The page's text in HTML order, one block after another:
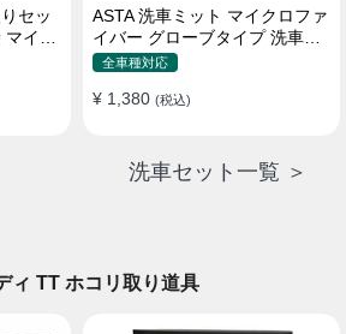
セッ
イク
ズ 車
ASTA 洗車ミット マイクロファ
イバー グローブタイプ 洗車プ
ロも愛用 傷防止 高吸水 車 バイ
全車種対応
¥ 1,380 (税込)
洗車セット一覧 ＞
ィ TT ホコリ取り道具